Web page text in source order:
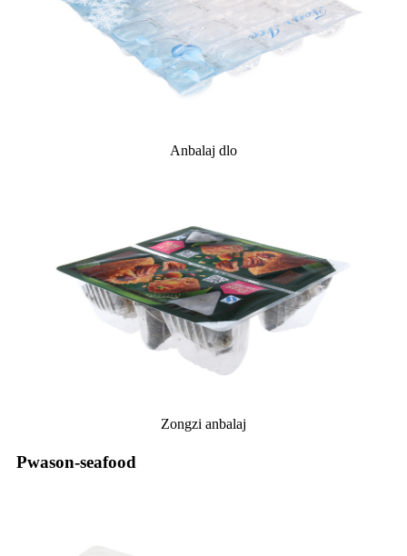
Anbalaj dlo
Zongzi anbalaj
Pwason-seafood